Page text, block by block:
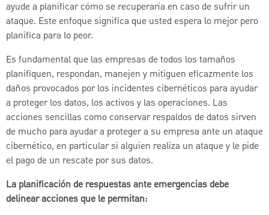
ayude a planificar cómo se recuperaría en caso de sufrir un
ataque. Este enfoque significa que usted espera lo mejor pero
planifica para lo peor.
Es fundamental que las empresas de todos los tamaños
planifiquen, respondan, manejen y mitiguen eficazmente los
daños provocados por los incidentes cibernéticos para ayudar
a proteger los datos, los activos y las operaciones. Las
acciones sencillas como conservar respaldos de datos sirven
de mucho para ayudar a proteger a su empresa ante un ataque
cibernético, en particular si alguien realiza un ataque y le pide
el pago de un rescate por sus datos.
La planificación de respuestas ante emergencias debe
delinear acciones que le permitan: